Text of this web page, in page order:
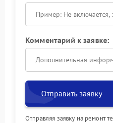
Комментарий к заявке:
Отправить заявку
Отправляя заявку на ремонт